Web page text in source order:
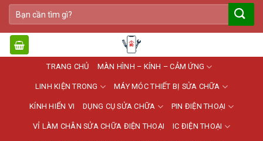
Bỏ
qua
nội
dung
Tìm
kiếm:
TRANG CHỦ MÀN HÌNH – KÍNH – CẢM ỨNG
LINH KIỆN TRONG MÁY MÓC THIẾT BỊ SỬA CHỮA
KÍNH HIỂN VI DỤNG CỤ SỬA CHỮA PIN ĐIỆN THOẠI
VỈ LÀM CHÂN SỬA CHỮA ĐIỆN THOẠI IC ĐIỆN THOẠI